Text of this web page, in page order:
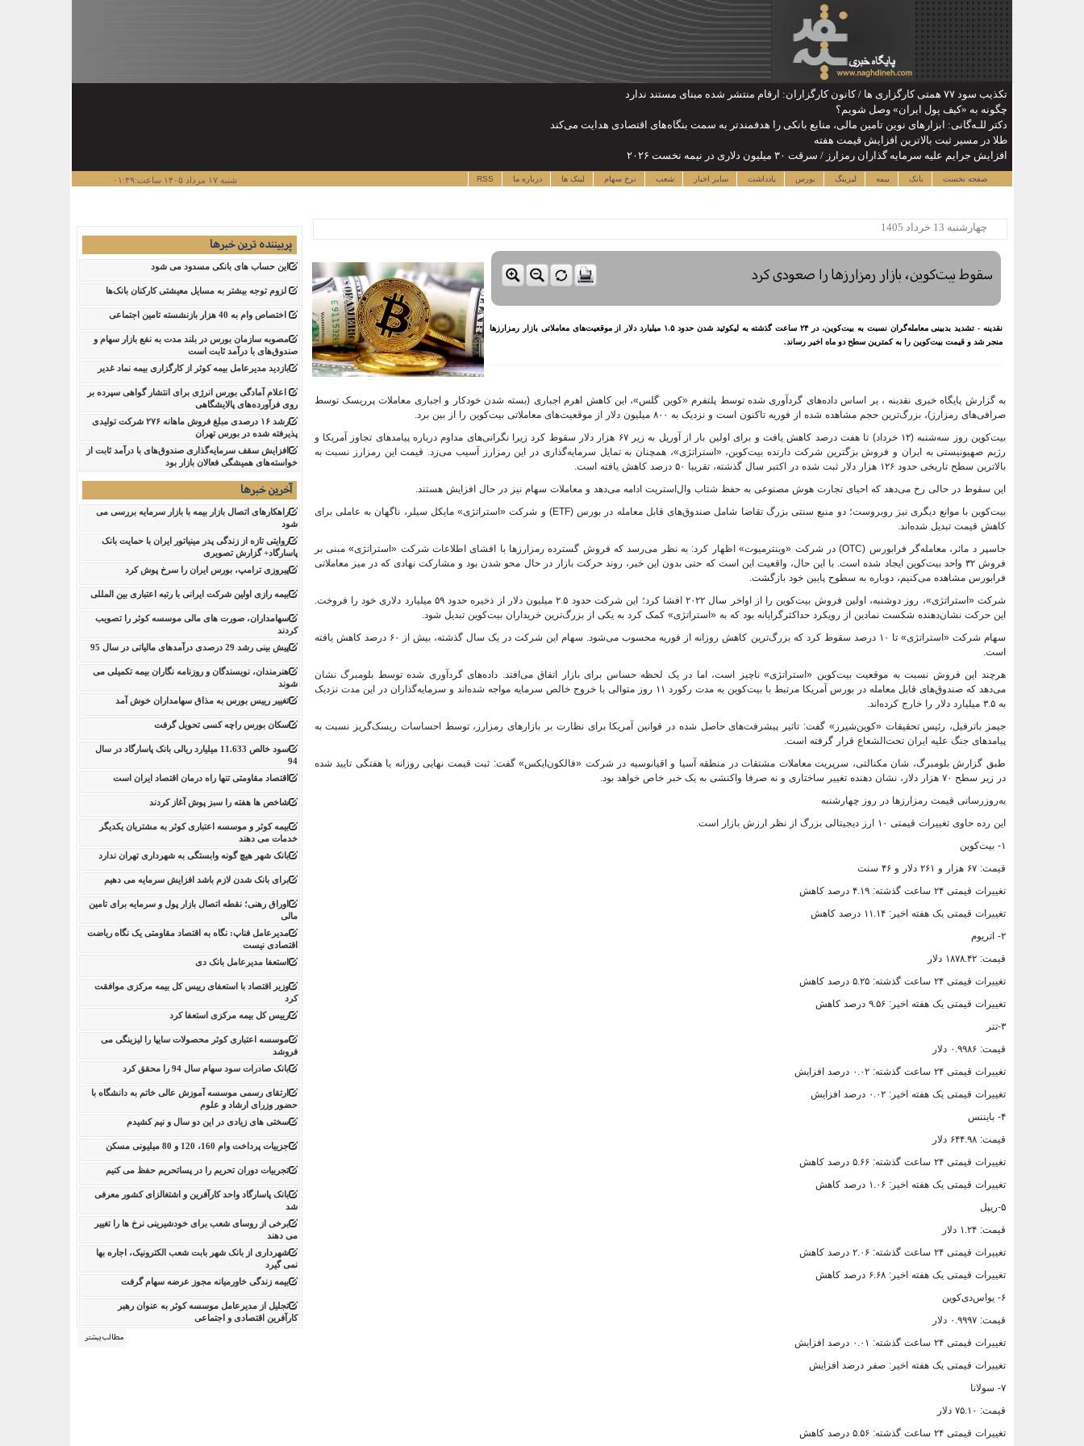
تکذیب سود ۷۷ همتی کارگزاری ها / کانون کارگزاران: ارقام منتشر شده مبنای مستند ندارد
چگونه به «کیف پول ایران» وصل شویم؟
دکتر للـه‌گانی: ابزارهای نوین تامین مالی، منابع بانکی را هدفمندتر به سمت بنگاه‌های اقتصادی هدایت می‌کند
طلا در مسیر ثبت بالاترین افزایش قیمت هفته
افزایش جرایم علیه سرمایه گذاران رمزارز / سرقت ۳۰ میلیون دلاری در نیمه نخست ۲۰۲۶
شنبه ۱۷ مرداد ۱۴۰۵ ساعت:۰۱:۴۹ صفحه نخست بانک بیمه لیزینگ بورس یادداشت سایر اخبار شعب نرخ سهام لینک ها درباره ما RSS
پربیننده ترین خبرها
این حساب های بانکی مسدود می شود
لزوم توجه بیشتر به مسایل معیشتی کارکنان بانک‌ها
اختصاص وام به 40 هزار بازنشسته تامین اجتماعی
مصوبه سازمان بورس در بلند مدت به نفع بازار سهام و
صندوق‌های با درآمد ثابت است
بازدید مدیرعامل بیمه کوثر از کارگزاری بیمه نماد غدیر
اعلام آمادگی بورس انرژی برای انتشار گواهی سپرده بر
روی فرآورده‌های پالایشگاهی ‌
رشد ۱۶ درصدی مبلغ فروش ماهانه ۲۷۶ شرکت تولیدی
پذیرفته شده در بورس تهران
افزایش سقف سرمایه‌گذاری صندوق‌های با درآمد ثابت از
خواسته‌های همیشگی فعالان بازار بود
آخرین خبرها
راهکارهای اتصال بازار بیمه با بازار سرمایه بررسی می
شود
روایتی تازه از زندگی پدر مینیاتور ایران با حمایت بانک
پاسارگاد+ گزارش تصویری
پیروزی ترامپ، بورس ایران را سرخ پوش کرد
بیمه رازی اولین شرکت ایرانی با رتبه اعتباری بین المللی
سهامداران، صورت های مالی موسسه کوثر را تصویب
کردند
پیش بینی رشد 29 درصدی درآمدهای مالیاتی در سال 95
هنرمندان، نویسندگان و روزنامه نگاران بیمه تکمیلی می
شوند
تغییر رییس بورس به مذاق سهامداران خوش آمد
سکان بورس راچه کسی تحویل گرفت
سود خالص 11.633 میلیارد ریالی بانک پاسارگاد در سال
94
اقتصاد مقاومتی تنها راه درمان اقتصاد ایران است
شاخص ها هفته را سبز پوش آغاز کردند
بیمه کوثر و موسسه اعتباری کوثر به مشتریان یکدیگر
خدمات می دهند
بانک شهر هیچ گونه وابستگی به شهرداری تهران ندارد
برای بانک شدن لازم باشد افزایش سرمایه می دهیم
اوراق رهنی؛ نقطه اتصال بازار پول و سرمایه برای تامین
مالی
مدیرعامل فناپ: نگاه به اقتصاد مقاومتی یک نگاه ریاضت
اقتصادی نیست
استعفا مدیرعامل بانک دی
وزیر اقتصاد با استعفای رییس کل بیمه مرکزی موافقت
کرد
رییس کل بیمه مرکزی استعفا کرد
موسسه اعتباری کوثر محصولات سایپا را لیزینگی می
فروشد
بانک صادرات سود سهام سال 94 را محقق کرد
ارتقای رسمی موسسه آموزش عالی خاتم به دانشگاه با
حضور وزرای ارشاد و علوم
سختی های زیادی در این دو سال و نیم کشیدم
جزییات پرداخت وام 160، 120 و 80 میلیونی مسکن
تجربیات دوران تحریم را در پساتحریم حفظ می کنیم
بانک پاسارگاد واحد کارآفرین و اشتغالزای کشور معرفی
شد
برخی از روسای شعب برای خودشیرینی نرخ ها را تغییر
می دهند
شهرداری از بانک شهر بابت شعب الکترونیک، اجاره بها
نمی گیرد
بیمه زندگی خاورمیانه مجوز عرضه سهام گرفت
تجلیل از مدیرعامل موسسه کوثر به عنوان رهبر
کارآفرین اقتصادی و اجتماعی
مطالب بیشتر
چهارشنبه 13 خرداد 1405
سقوط بیت‌کوین، بازار رمزارزها را صعودی کرد
نقدینه - تشدید بدبینی معامله‌گران نسبت به بیت‌کوین، در ۲۴ ساعت گذشته به لیکوئید شدن حدود ۱.۵ میلیارد دلار از موقعیت‌های معاملاتی بازار رمزارز‌ها
منجر شد و قیمت بیت‌کوین را به کمترین سطح دو ماه اخیر رساند.
به گزارش پایگاه خبری نقدینه ، بر اساس داده‌های گردآوری‌ شده توسط پلتفرم «کوین گلس»، این کاهش اهرم اجباری (بسته شدن خودکار و اجباری معاملات پرریسک توسط
صرافی‌های رمزارز)، بزرگ‌ترین حجم مشاهده‌ شده از فوریه تاکنون است و نزدیک به ۸۰۰ میلیون دلار از موقعیت‌های معاملاتی بیت‌کوین را از بین برد.
بیت‌کوین روز سه‌شنبه (۱۲ خرداد) تا هفت درصد کاهش یافت و برای اولین بار از آوریل به زیر ۶۷ هزار دلار سقوط کرد زیرا نگرانی‌های مداوم درباره پیامدهای تجاوز آمریکا و
رژیم صهیونیستی به ایران و فروش بزگترین شرکت دارنده بیت‌کوین، «استراتژی»، همچنان به تمایل سرمایه‌گذاری در این رمزارز آسیب می‌زد. قیمت این رمزارز نسبت به
بالاترین سطح تاریخی حدود ۱۲۶ هزار دلار ثبت شده در اکتبر سال گذشته، تقریبا ۵۰ درصد کاهش یافته است.
این سقوط در حالی رخ می‌دهد که احیای تجارت هوش مصنوعی به حفظ شتاب وال‌استریت ادامه می‌دهد و معاملات سهام نیز در حال افزایش هستند.
بیت‌کوین با موانع دیگری نیز روبروست؛ دو منبع سنتی بزرگ تقاضا شامل صندوق‌های قابل معامله در بورس (ETF) و شرکت «استراتژی» مایکل سیلر، ناگهان به عاملی برای
کاهش قیمت تبدیل شده‌اند.
جاسپر د مائر، معامله‌گر فرابورس (OTC) در شرکت «وینترمیوت» اظهار کرد: به نظر می‌رسد که فروش گسترده رمزارزها با افشای اطلاعات شرکت «استراتژی» مبنی بر
فروش ۳۲ واحد بیت‌کوین ایجاد شده است. با این حال، واقعیت این است که حتی بدون این خبر، روند حرکت بازار در حال محو شدن بود و مشارکت نهادی که در میز معاملاتی
فرابورس مشاهده می‌کنیم، دوباره به سطوح پایین خود بازگشت.
شرکت «استراتژی»، روز دوشنبه، اولین فروش بیت‌کوین را از اواخر سال ۲۰۲۲ افشا کرد؛ این شرکت حدود ۲.۵ میلیون دلار از ذخیره حدود ۵۹ میلیارد دلاری خود را فروخت.
این حرکت نشان‌دهنده شکست نمادین از رویکرد حداکثرگرایانه بود که به «استراتژی» کمک کرد به یکی از بزرگ‌ترین خریداران بیت‌کوین تبدیل شود.
سهام شرکت «استراتژی» تا ۱۰ درصد سقوط کرد که بزرگ‌ترین کاهش روزانه از فوریه محسوب می‌شود. سهام این شرکت در یک سال گذشته، بیش از ۶۰ درصد کاهش یافته
است.
هرچند این فروش نسبت به موقعیت بیت‌کوین «استراتژی» ناچیز است، اما در یک لحظه حساس برای بازار اتفاق می‌افتد. داده‌های گردآوری‌ شده توسط بلومبرگ نشان
می‌دهد که صندوق‌های قابل معامله در بورس آمریکا مرتبط با بیت‌کوین به مدت رکورد ۱۱ روز متوالی با خروج خالص سرمایه مواجه شده‌اند و سرمایه‌گذاران در این مدت نزدیک
به ۳.۵ میلیارد دلار را خارج کرده‌اند.
جیمز باترفیل، رئیس تحقیقات «کوین‌شیرز» گفت: تاثیر پیشرفت‌های حاصل‌ شده در قوانین آمریکا برای نظارت بر بازارهای رمزارز، توسط احساسات ریسک‌گریز نسبت به
پیامدهای جنگ علیه ایران تحت‌الشعاع قرار گرفته است.
طبق گزارش بلومبرگ، شان مکنالتی، سرپریت معاملات مشتقات در منطقه آسیا و اقیانوسیه در شرکت «فالکون‌ایکس» گفت: ثبت قیمت نهایی روزانه یا هفتگی تایید شده
در زیر سطح ۷۰ هزار دلار، نشان‌ دهنده تغییر ساختاری و نه صرفا واکنشی به یک خبر خاص خواهد بود.
به‌روزرسانی قیمت رمزارزها در روز چهارشنبه
این رده حاوی تغییرات قیمتی ۱۰ ارز دیجیتالی بزرگ از نظر ارزش بازار است.
۱- بیت‌کوین
قیمت: ۶۷ هزار و ۲۶۱ دلار و ۴۶ سنت
تغییرات قیمتی ۲۴ ساعت گذشته: ۴.۱۹ درصد کاهش
تغییرات قیمتی یک هفته اخیر: ۱۱.۱۴ درصد کاهش
۲- اتریوم
قیمت: ۱۸۷۸.۴۲ دلار
تغییرات قیمتی ۲۴ ساعت گذشته: ۵.۲۵ درصد کاهش
تغییرات قیمتی یک هفته اخیر: ۹.۵۶ درصد کاهش
۳-تتر
قیمت: ۰.۹۹۸۶ دلار
تغییرات قیمتی ۲۴ ساعت گذشته: ۰.۰۲ درصد افزایش
تغییرات قیمتی یک هفته اخیر: ۰.۰۲ درصد افزایش
۴- بایننس
قیمت: ۶۴۴.۹۸ دلار
تغییرات قیمتی ۲۴ ساعت گذشته: ۵.۶۶ درصد کاهش
تغییرات قیمتی یک هفته اخیر: ۱.۰۶ درصد کاهش
۵-ریپل
قیمت: ۱.۲۴ دلار
تغییرات قیمتی ۲۴ ساعت گذشته: ۲.۰۶ درصد کاهش
تغییرات قیمتی یک هفته اخیر: ۶.۶۸ درصد کاهش
۶- یواس‌دی‌کوین
قیمت: ۰.۹۹۹۷ دلار
تغییرات قیمتی ۲۴ ساعت گذشته: ۰.۰۱ درصد افزایش
تغییرات قیمتی یک هفته اخیر: صفر درصد افزایش
۷- سولانا
قیمت: ۷۵.۱۰ دلار
تغییرات قیمتی ۲۴ ساعت گذشته: ۵.۵۶ درصد کاهش